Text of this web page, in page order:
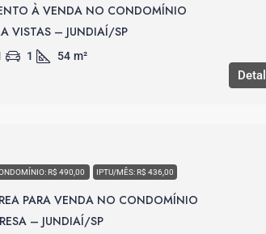
À VENDA NO CONDOMÍNIO
VISTAS – JUNDIAÍ/SP
1 54 m²
R$ 490,00 IPTU/MÊS: R$ 436,00
PARA VENDA NO CONDOMÍNIO
– JUNDIAÍ/SP